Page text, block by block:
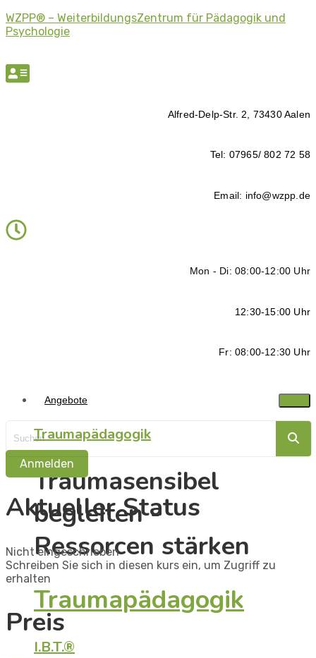
WZPP® – WeiterbildungsZentrum für Pädagogik und
Psychologie
Alfred-Delp-Str. 2, 73430 Aalen
Tel: 07965/ 802 72 58
Email: info@wzpp.de
Mon - Di: 08:00-12:00 Uhr
12:30-15:00 Uhr
Fr: 08:00-12:30 Uhr
Angebote
Traumapädagogik
Traumasensibel
begleiten -
Ressorcen stärken
Traumapädagogik
I.B.T.®
Anmelden
Aktueller Status
Nicht eingeschrieben
Schreiben Sie sich in diesen kurs ein, um Zugriff zu
erhalten
Preis